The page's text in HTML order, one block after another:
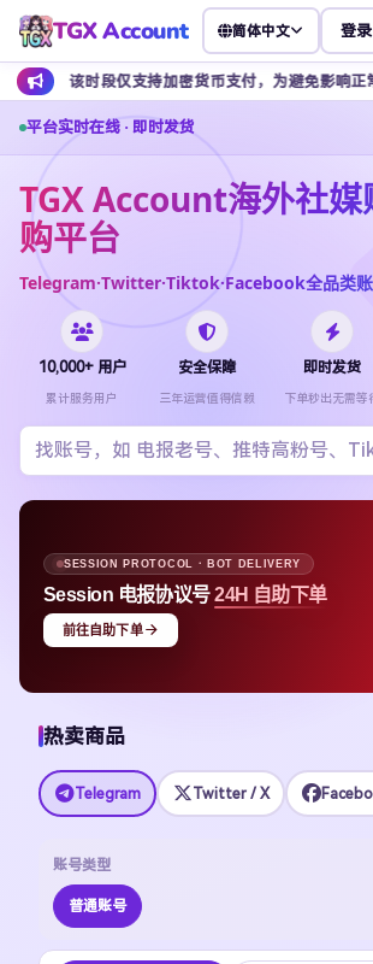
TGX Account 简体中文 登录
支持加密货币支付，为避免影响正常下单，建议提
平台实时在线 · 即时发货
TGX Account海外社媒
购平台
Telegram·Twitter·Tiktok·Facebook全品类
10,000+ 用户
累计服务用户
安全保障
三年运营值得信赖
即时发货
下单秒出无需等
SESSION PROTOCOL · BOT DELIVERY
Session 电报协议号24H 自助下单
前往自助下单
热卖商品
Telegram Twitter / X
账号类型
普通账号